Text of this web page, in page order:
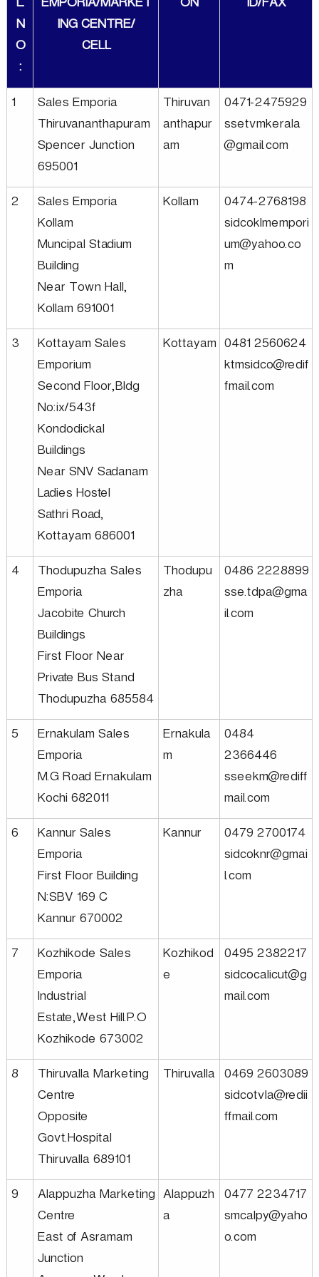
m
e
e
p
C
u
L.
N
O
:
EMPORIA/MARKET
ING CENTRE/
CELL
ON
ID/FAX
1
Sales Emporia
Thiruvananthapuram
Spencer Junction
695001
Thiruvan
anthapur
am
0471-2475929
ssetvmkerala
@gmail.com
2
Sales Emporia
Kollam
Muncipal Stadium
Building
Near Town Hall,
Kollam 691001
Kollam
0474-2768198
sidcoklmempori
um@yahoo.co
m
3
Kottayam Sales
Emporium
Second Floor,Bldg
No:ix/543f
Kondodickal
Buildings
Near SNV Sadanam
Ladies Hostel
Sathri Road,
Kottayam 686001
Kottayam 0481 2560624
ktmsidco@redif
fmail.com
4
Thodupuzha Sales
Emporia
Jacobite Church
Buildings
First Floor Near
Private Bus Stand
Thodupuzha 685584
Thodupu
zha
0486 2228899
sse.tdpa@gma
il.com
5
Ernakulam Sales
Emporia
M.G Road Ernakulam
Kochi 682011
Ernakula
m
0484
2366446
sseekm@rediff
mail.com
6
Kannur Sales
Emporia
First Floor Building
N:SBV 169 C
Kannur 670002
Kannur
0479 2700174
sidcoknr@gmai
l.com
7
Kozhikode Sales
Emporia
Industrial
Estate,West Hill.P.O
Kozhikode 673002
Kozhikod
e
0495 2382217
sidcocalicut@g
mail.com
8
Thiruvalla Marketing
Centre
Opposite
Govt.Hospital
Thiruvalla 689101
Thiruvalla 0469 2603089
sidcotvla@redii
ffmail.com
9
Alappuzha Marketing
Centre
East of Asramam
Junction
Alappuzh
a
0477 2234717
smcalpy@yaho
o.com